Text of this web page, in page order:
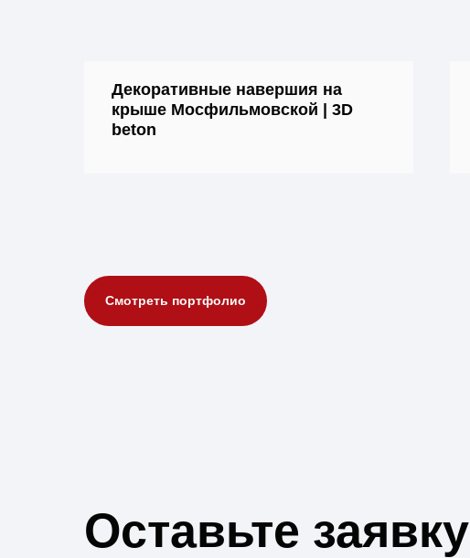
Декоративные навершия на
крыше Мосфильмовской | 3D
beton
Смотреть портфолио
Оставьте заявку